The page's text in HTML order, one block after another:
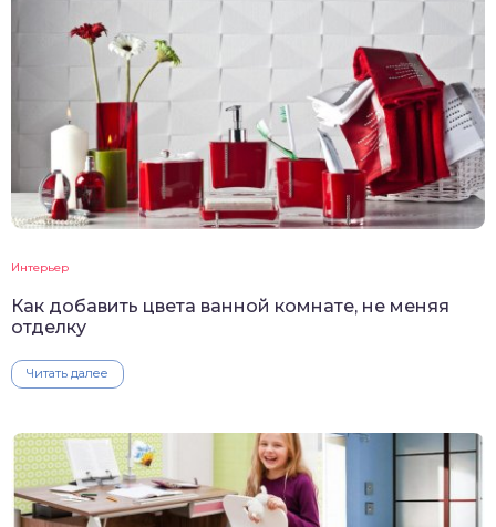
Интерьер
Как добавить цвета ванной комнате, не меняя
отделку
Читать далее